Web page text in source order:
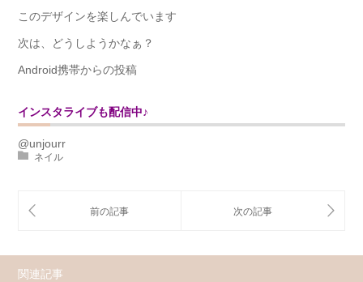
このデザインを楽しんでいます
次は、どうしようかなぁ？
Android携帯からの投稿
インスタライブも配信中♪
@unjourr
ネイル
関連記事